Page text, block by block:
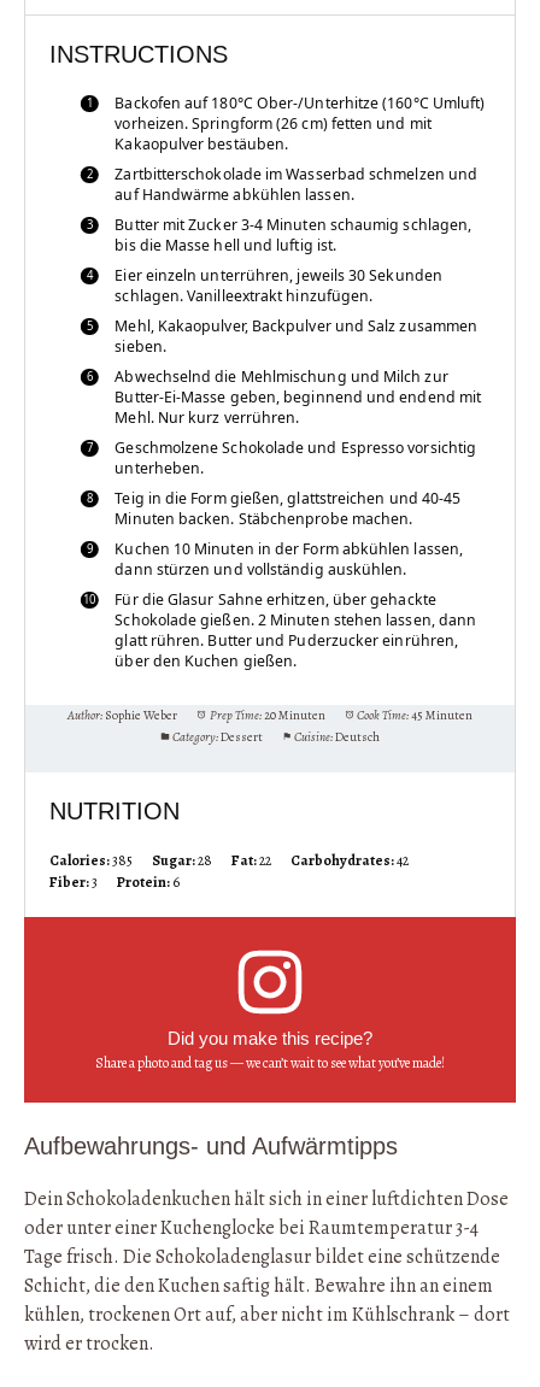
INSTRUCTIONS
Backofen auf 180°C Ober-/Unterhitze (160°C Umluft)
vorheizen. Springform (26 cm) fetten und mit
Kakaopulver bestäuben.
Zartbitterschokolade im Wasserbad schmelzen und
auf Handwärme abkühlen lassen.
Butter mit Zucker 3-4 Minuten schaumig schlagen,
bis die Masse hell und luftig ist.
Eier einzeln unterrühren, jeweils 30 Sekunden
schlagen. Vanilleextrakt hinzufügen.
Mehl, Kakaopulver, Backpulver und Salz zusammen
sieben.
Abwechselnd die Mehlmischung und Milch zur
Butter-Ei-Masse geben, beginnend und endend mit
Mehl. Nur kurz verrühren.
Geschmolzene Schokolade und Espresso vorsichtig
unterheben.
Teig in die Form gießen, glattstreichen und 40-45
Minuten backen. Stäbchenprobe machen.
Kuchen 10 Minuten in der Form abkühlen lassen,
dann stürzen und vollständig auskühlen.
Für die Glasur Sahne erhitzen, über gehackte
Schokolade gießen. 2 Minuten stehen lassen, dann
glatt rühren. Butter und Puderzucker einrühren,
über den Kuchen gießen.
Author: Sophie Weber Prep Time:20 Minuten Cook Time:45 Minuten
Category:Dessert Cuisine:Deutsch
NUTRITION
Calories:385 Sugar:28 Fat:22 Carbohydrates:42
Fiber:3 Protein:6
Did you make this recipe?
Share a photo and tag us — we can’t wait to see what you’ve made!
Aufbewahrungs- und Aufwärmtipps
Dein Schokoladenkuchen hält sich in einer luftdichten Dose
oder unter einer Kuchenglocke bei Raumtemperatur 3-4
Tage frisch. Die Schokoladenglasur bildet eine schützende
Schicht, die den Kuchen saftig hält. Bewahre ihn an einem
kühlen, trockenen Ort auf, aber nicht im Kühlschrank – dort
wird er trocken.